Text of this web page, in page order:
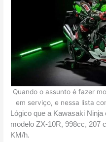
Quando o assunto é fazer
em serviço, e nessa lista
Lógico que a Kawasaki
modelo ZX-10R, 998cc, 207
KM/h.